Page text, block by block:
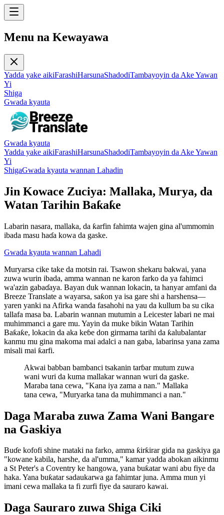
Menu na Kewayawa
Yadda yake aikiFarashiHarsunaShadodiTambayoyin da Ake Yawan
Yi
Shiga
Gwada kyauta
Gwada kyauta
Yadda yake aikiFarashiHarsunaShadodiTambayoyin da Ake Yawan
Yi
ShigaGwada kyauta wannan Lahadin
Jin Kowace Zuciya: Mallaka, Murya, da
Watan Tarihin Baƙaƙe
Labarin nasara, mallaka, da ƙarfin fahimta wajen gina al'ummomin
ibada masu haɗa kowa da gaske.
Gwada kyauta wannan Lahadi
Muryarsa cike take da motsin rai. Tsawon shekaru bakwai, yana
zuwa wurin ibada, amma wannan ne karon farko da ya fahimci
wa'azin gabaɗaya. Bayan duk wannan lokacin, ta hanyar amfani da
Breeze Translate a wayarsa, saƙon ya isa gare shi a harshensa—
yaren yanki na Afirka wanda fasahohi na yau da kullum ba su cika
tallafa masa ba. Labarin wannan mutumin a Leicester labari ne mai
muhimmanci a gare mu. Yayin da muke bikin Watan Tarihin
Baƙaƙe, lokacin da aka keɓe don girmama tarihi da ƙalubalantar
kanmu mu gina makoma mai adalci a nan gaba, labarinsa yana zama
misali mai ƙarfi.
Akwai babban bambanci tsakanin tarɓar mutum zuwa
wani wuri da kuma mallakar wannan wuri da gaske.
Maraba tana cewa, "Kana iya zama a nan." Mallaka
tana cewa, "Muryarka tana da muhimmanci a nan."
Daga Maraba zuwa Zama Wani Bangare
na Gaskiya
Buɗe kofofi shine mataki na farko, amma ƙirƙirar gida na gaskiya ga
"kowane kabila, harshe, da al'umma," kamar yadda abokan aikinmu
a St Peter's a Coventry ke hangowa, yana buƙatar wani abu fiye da
haka. Yana buƙatar sadaukarwa ga fahimtar juna. Amma mun yi
imani cewa mallaka ta fi zurfi fiye da sauraro kawai.
Daga Sauraro zuwa Shiga Ciki